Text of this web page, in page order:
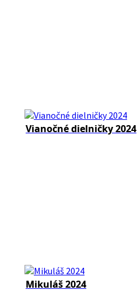
Vianočné dielničky 2024
Mikuláš 2024